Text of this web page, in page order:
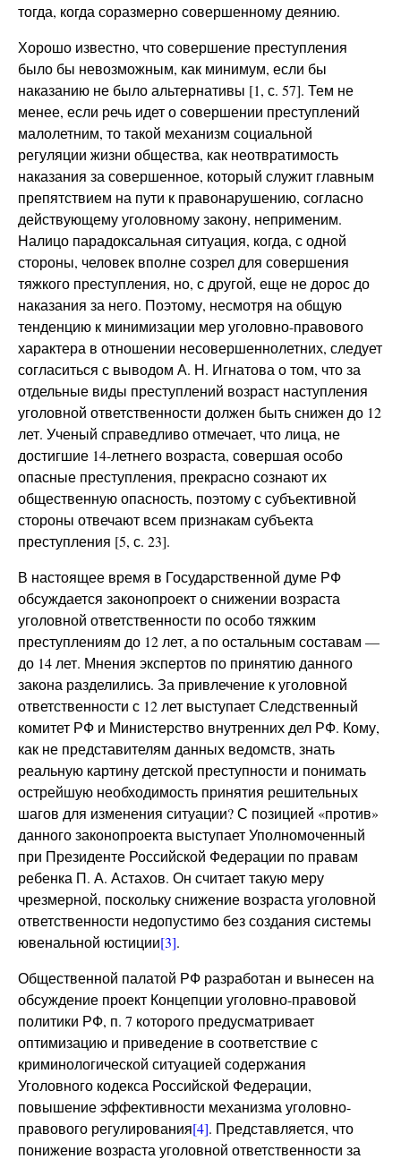
тогда, когда соразмерно совершенному деянию.
Хорошо известно, что совершение преступления
было бы невозможным, как минимум, если бы
наказанию не было альтернативы [1, с. 57]. Тем не
менее, если речь идет о совершении преступлений
малолетним, то такой механизм социальной
регуляции жизни общества, как неотвратимость
наказания за совершенное, который служит главным
препятствием на пути к правонарушению, согласно
действующему уголовному закону, неприменим.
Налицо парадоксальная ситуация, когда, с одной
стороны, человек вполне созрел для совершения
тяжкого преступления, но, с другой, еще не дорос до
наказания за него. Поэтому, несмотря на общую
тенденцию к минимизации мер уголовно-правового
характера в отношении несовершеннолетних, следует
согласиться с выводом А. Н. Игнатова о том, что за
отдельные виды преступлений возраст наступления
уголовной ответственности должен быть снижен до 12
лет. Ученый справедливо отмечает, что лица, не
достигшие 14-летнего возраста, совершая особо
опасные преступления, прекрасно сознают их
общественную опасность, поэтому с субъективной
стороны отвечают всем признакам субъекта
преступления [5, с. 23].
В настоящее время в Государственной думе РФ
обсуждается законопроект о снижении возраста
уголовной ответственности по особо тяжким
преступлениям до 12 лет, а по остальным составам —
до 14 лет. Мнения экспертов по принятию данного
закона разделились. За привлечение к уголовной
ответственности с 12 лет выступает Следственный
комитет РФ и Министерство внутренних дел РФ. Кому,
как не представителям данных ведомств, знать
реальную картину детской преступности и понимать
острейшую необходимость принятия решительных
шагов для изменения ситуации? С позицией «против»
данного законопроекта выступает Уполномоченный
при Президенте Российской Федерации по правам
ребенка П. А. Астахов. Он считает такую меру
чрезмерной, поскольку снижение возраста уголовной
ответственности недопустимо без создания системы
ювенальной юстиции[3].
Общественной палатой РФ разработан и вынесен на
обсуждение проект Концепции уголовно-правовой
политики РФ, п. 7 которого предусматривает
оптимизацию и приведение в соответствие с
криминологической ситуацией содержания
Уголовного кодекса Российской Федерации,
повышение эффективности механизма уголовно-
правового регулирования[4]. Представляется, что
понижение возраста уголовной ответственности за